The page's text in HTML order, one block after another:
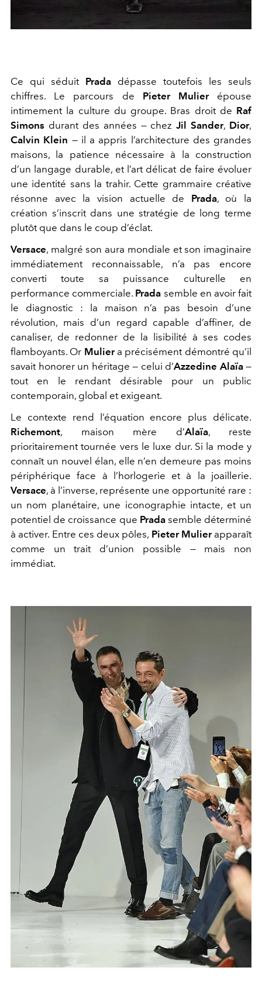
Ce qui séduit Prada dépasse toutefois les seuls
chiffres. Le parcours de Pieter Mulierépouse
intimement la culture du groupe. Bras droit de Raf
Simons durant des années — chezJil Sander, Dior,
Calvin Klein — il a appris l’architecture des grandes
maisons, la patience nécessaire à la construction
d’un langage durable, et l’art délicat de faire évoluer
une identité sans la trahir. Cette grammaire créative
résonne avec la vision actuelle de Prada, où la
création s’inscrit dans une stratégie de long terme
plutôt que dans le coup d’éclat.
Versace, malgré son aura mondiale et son imaginaire
immédiatement reconnaissable, n’a pas encore
converti toute sa puissance culturelle en
performance commerciale. Prada semble en avoir fait
le diagnostic : la maison n’a pas besoin d’une
révolution, mais d’un regard capable d’affiner, de
canaliser, de redonner de la lisibilité à ses codes
flamboyants. Or Muliera précisément démontré qu’il
savait honorer un héritage — celui d’Azzedine Alaïa—
tout en le rendant désirable pour un public
contemporain, global et exigeant.
Le contexte rend l’équation encore plus délicate.
Richemont, maison mère d’Alaïa, reste
prioritairement tournée vers le luxe dur. Si la mode y
connaît un nouvel élan, elle n’en demeure pas moins
périphérique face à l’horlogerie et à la joaillerie.
Versace, à l’inverse, représente une opportunité rare :
un nom planétaire, une iconographie intacte, et un
potentiel de croissance que Pradasemble déterminé
à activer. Entre ces deux pôles, Pieter Mulierapparaît
comme un trait d’union possible — mais non
immédiat.